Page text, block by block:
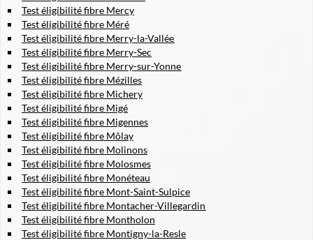
Test éligibilité fibre Mercy
Test éligibilité fibre Méré
Test éligibilité fibre Merry-la-Vallée
Test éligibilité fibre Merry-Sec
Test éligibilité fibre Merry-sur-Yonne
Test éligibilité fibre Mézilles
Test éligibilité fibre Michery
Test éligibilité fibre Migé
Test éligibilité fibre Migennes
Test éligibilité fibre Môlay
Test éligibilité fibre Molinons
Test éligibilité fibre Molosmes
Test éligibilité fibre Monéteau
Test éligibilité fibre Mont-Saint-Sulpice
Test éligibilité fibre Montacher-Villegardin
Test éligibilité fibre Montholon
Test éligibilité fibre Montigny-la-Resle